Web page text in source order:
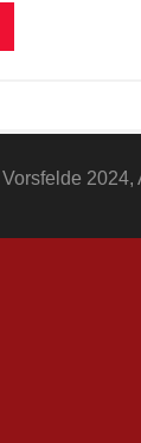
2024,